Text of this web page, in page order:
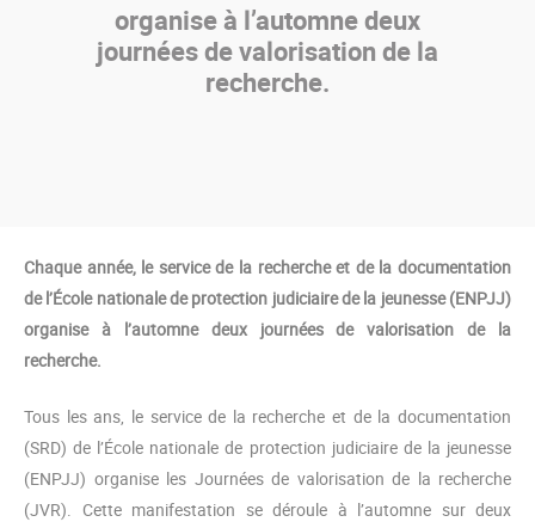
organise à l’automne deux
journées de valorisation de la
recherche.
Chaque année, le service de la recherche et de la documentation
de l’École nationale de protection judiciaire de la jeunesse (ENPJJ)
organise à l’automne deux journées de valorisation de la
recherche.
Tous les ans, le service de la recherche et de la documentation
(SRD) de l’École nationale de protection judiciaire de la jeunesse
(ENPJJ) organise les Journées de valorisation de la recherche
(JVR). Cette manifestation se déroule à l’automne sur deux